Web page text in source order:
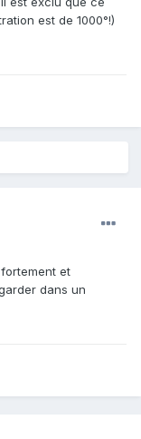
est de 1000°!)
et
dans un